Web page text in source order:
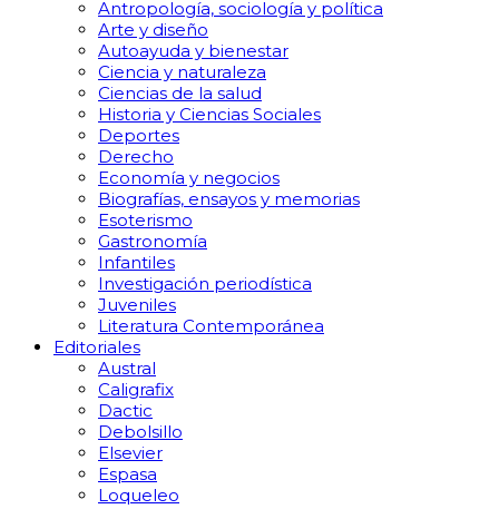
Antropología, sociología y política
Arte y diseño
Autoayuda y bienestar
Ciencia y naturaleza
Ciencias de la salud
Historia y Ciencias Sociales
Deportes
Derecho
Economía y negocios
Biografías, ensayos y memorias
Esoterismo
Gastronomía
Infantiles
Investigación periodística
Juveniles
Literatura Contemporánea
Editoriales
Austral
Caligrafix
Dactic
Debolsillo
Elsevier
Espasa
Loqueleo